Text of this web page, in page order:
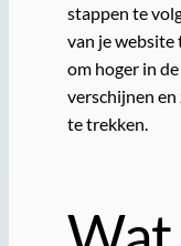
stappen te
van je website
om hoger in
verschijnen en
te trekken.